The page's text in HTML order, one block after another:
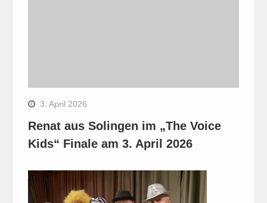
3. April 2026
Renat aus Solingen im „The Voice
Kids“ Finale am 3. April 2026